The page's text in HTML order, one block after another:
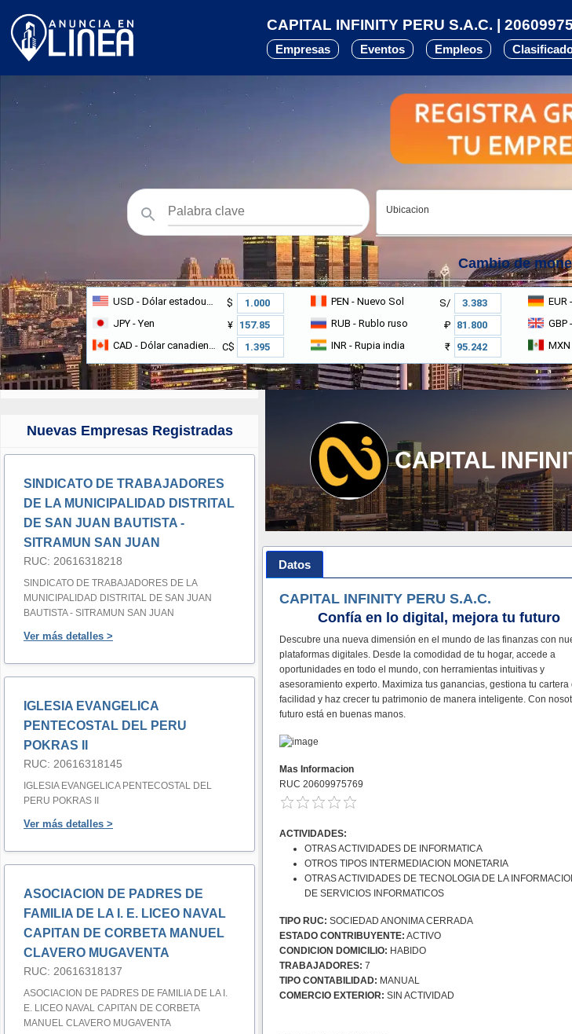
CAPITAL INFINITY PERU S.A.C. |
Empresas Eventos Empleos
Ubicacion
Cambio de
USD - Dólar estadounidense $ PEN - Nuevo Sol S/ EUR
JPY - Yen ¥ RUB - Rublo ruso ₽ GBP
CAD - Dólar canadiense C$ INR - Rupia india ₹ MXN
Nuevas Empresas Registradas
SINDICATO DE TRABAJADORES
DE LA MUNICIPALIDAD DISTRITAL
DE SAN JUAN BAUTISTA -
SITRAMUN SAN JUAN
RUC: 20616318218
SINDICATO DE TRABAJADORES DE LA
MUNICIPALIDAD DISTRITAL DE SAN JUAN
BAUTISTA - SITRAMUN SAN JUAN
Ver más detalles >
IGLESIA EVANGELICA
PENTECOSTAL DEL PERU
POKRAS II
RUC: 20616318145
IGLESIA EVANGELICA PENTECOSTAL DEL
PERU POKRAS II
Ver más detalles >
ASOCIACION DE PADRES DE
FAMILIA DE LA I. E. LICEO NAVAL
CAPITAN DE CORBETA MANUEL
CLAVERO MUGAVENTA
RUC: 20616318137
ASOCIACION DE PADRES DE FAMILIA DE LA I.
E. LICEO NAVAL CAPITAN DE CORBETA
MANUEL CLAVERO MUGAVENTA
CAPITAL
Datos
CAPITAL INFINITY PERU S.A.C.
Confía en lo digital , mejora tu futuro
Descubre una nueva dimensión en el mundo de las finanzas con
plataformas digitales. Desde la comodidad de tu hogar, accede a
oportunidades en todo el mundo, con herramientas intuitivas y
asesoramiento experto. Maximiza tus ganancias, gestiona tu cartera
facilidad y haz crecer tu patrimonio de manera inteligente. Con
futuro está en buenas manos.
Mas Informacion
RUC 20609975769
ACTIVIDADES:
OTRAS ACTIVIDADES DE INFORMATICA
OTROS TIPOS INTERMEDIACION MONETARIA
OTRAS ACTIVIDADES DE TECNOLOGIA DE LA
DE SERVICIOS INFORMATICOS
TIPO RUC: SOCIEDAD ANONIMA CERRADA
ESTADO CONTRIBUYENTE: ACTIVO
CONDICION DOMICILIO: HABIDO
TRABAJADORES: 7
TIPO CONTABILIDAD: MANUAL
COMERCIO EXTERIOR: SIN ACTIVIDAD